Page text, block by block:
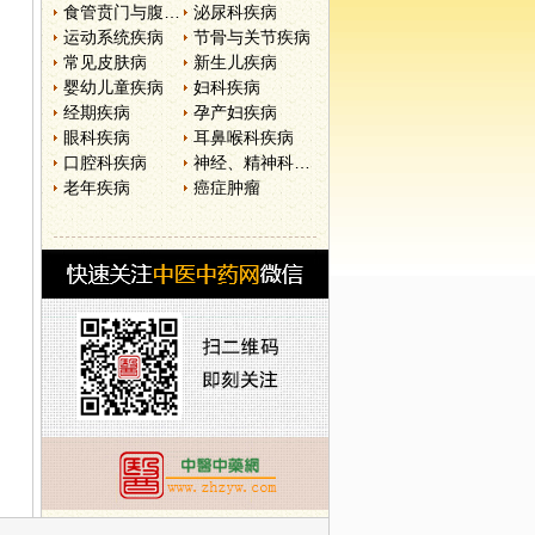
食管贲门与腹部疾病
泌尿科疾病
运动系统疾病
节骨与关节疾病
常见皮肤病
新生儿疾病
婴幼儿童疾病
妇科疾病
经期疾病
孕产妇疾病
眼科疾病
耳鼻喉科疾病
口腔科疾病
神经、精神科疾病
老年疾病
癌症肿瘤